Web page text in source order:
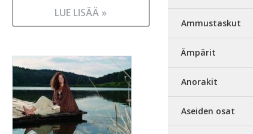
LUE LISÄÄ »
Ammustaskut
Ämpärit
Anorakit
Aseiden osat